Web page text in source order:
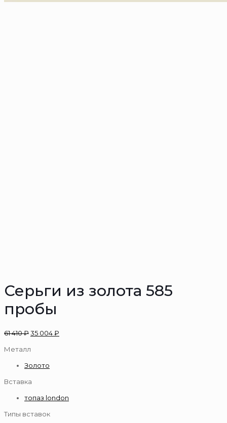
Серьги из золота 585
пробы
61 410₽35 004₽
Металл
Золото
Вставка
топаз london
Типы вставок